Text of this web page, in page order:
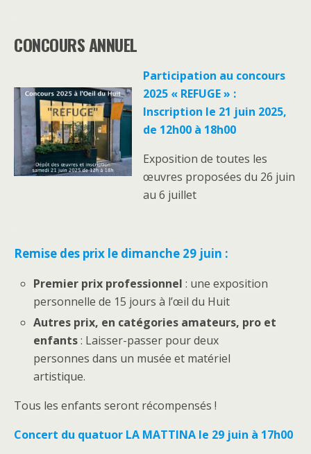
CONCOURS ANNUEL
Participation au concours
2025 « REFUGE » :
Inscription le 21 juin 2025,
de 12h00 à 18h00
Exposition de toutes les
œuvres proposées du 26 juin
au 6 juillet
Remise des prix le dimanche 29 juin :
Premier prix professionnel: une exposition
personnelle de 15 jours à l’œil du Huit
Autres prix, en catégories amateurs, pro et
enfants: Laisser-passer pour deux
personnes dans un musée et matériel
artistique.
Tous les enfants seront récompensés !
Concert du quatuor LA MATTINA le 29 juin à 17h00